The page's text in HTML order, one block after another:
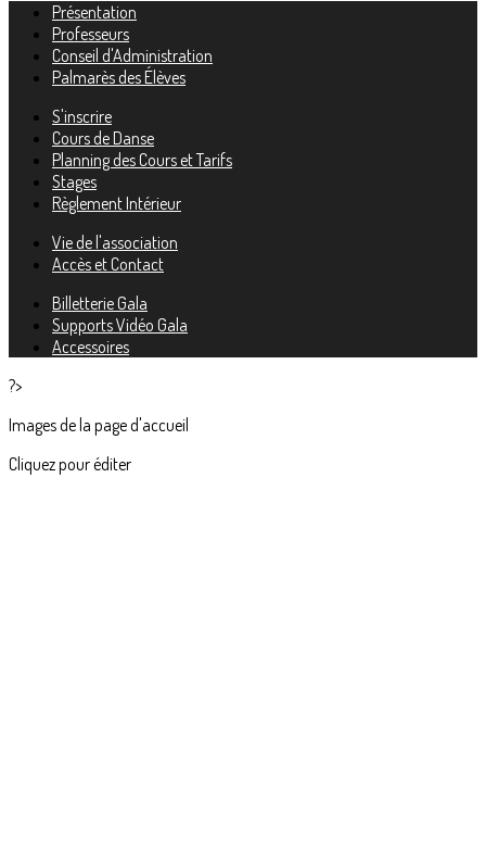
Présentation
Professeurs
Conseil d'Administration
Palmarès des Élèves
S'inscrire
Cours de Danse
Planning des Cours et Tarifs
Stages
Règlement Intérieur
Vie de l'association
Accès et Contact
Billetterie Gala
Supports Vidéo Gala
Accessoires
?>
Images de la page d'accueil
Cliquez pour éditer